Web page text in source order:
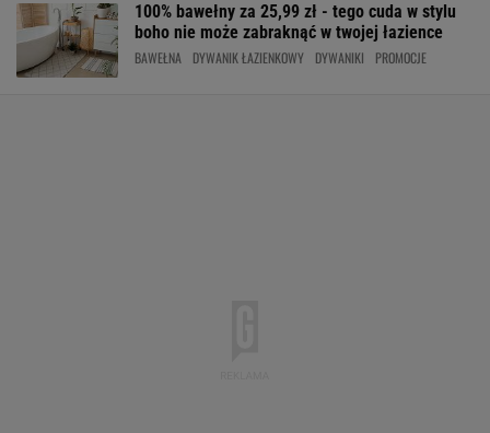
100% bawełny za 25,99 zł - tego cuda w stylu
boho nie może zabraknąć w twojej łazience
BAWEŁNA DYWANIK ŁAZIENKOWY DYWANIKI PROMOCJE